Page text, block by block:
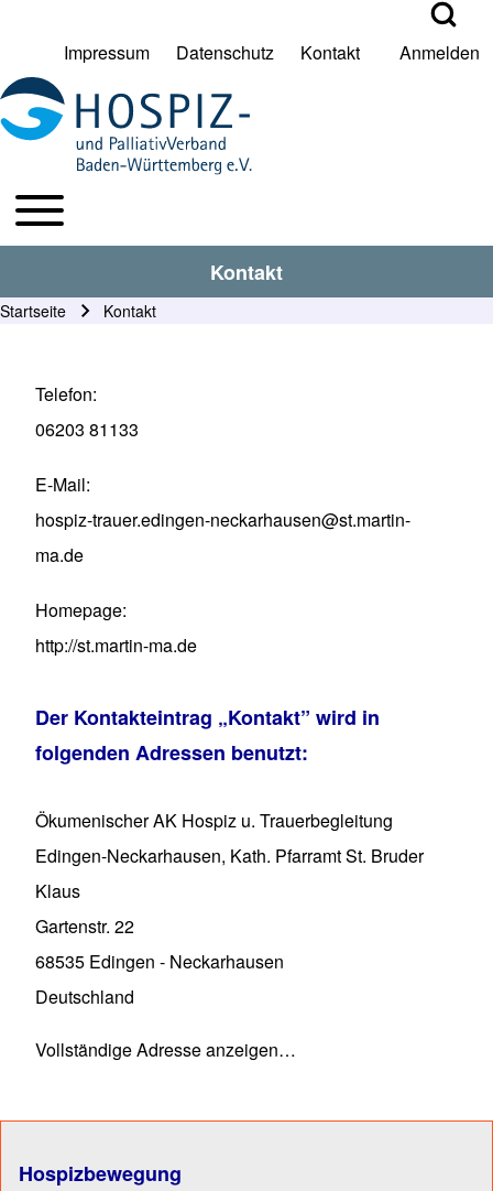
Suche Schließen
Suche
User account menu
Impressum Datenschutz Kontakt Anmelden
HPV BW Hauptmenu
Toggle main menu
Kontakt
Startseite Kontakt
Telefon
06203 81133
E-Mail
hospiz-trauer.edingen-neckarhausen@st.martin-
ma.de
Homepage
http://st.martin-ma.de
Der Kontakteintrag „Kontakt” wird in
folgenden Adressen benutzt:
Ökumenischer AK Hospiz u. Trauerbegleitung
Edingen-Neckarhausen, Kath. Pfarramt St. Bruder
Klaus
Gartenstr. 22
68535 Edingen - Neckarhausen
Deutschland
Vollständige Adresse anzeigen…
Hospizbewegung